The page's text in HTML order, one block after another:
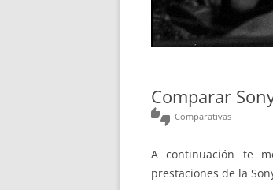
Comparar
thumbs_up_down Comparativas
A continuación te
prestaciones de la